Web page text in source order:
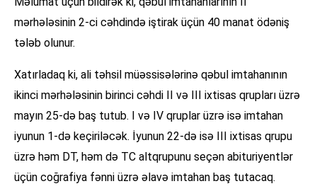
mərhələsinin 2-ci cəhdində iştirak üçün 40 manat ödəniş
tələb olunur.
Xatırladaq ki, ali təhsil müəssisələrinə qəbul imtahanının
ikinci mərhələsinin birinci cəhdi II və III ixtisas qrupları üzrə
mayın 25-də baş tutub. I və IV qruplar üzrə isə imtahan
iyunun 1-də keçiriləcək. İyunun 22-də isə III ixtisas qrupu
üzrə həm DT, həm də TC altqrupunu seçən abituriyentlər
üçün coğrafiya fənni üzrə əlavə imtahan baş tutacaq.